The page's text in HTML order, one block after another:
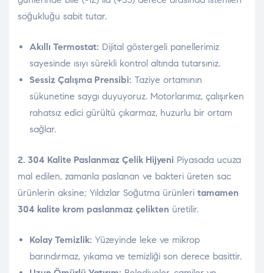
soğukluğu sabit tutar.
Akıllı Termostat: Dijital göstergeli panellerimiz
sayesinde ısıyı sürekli kontrol altında tutarsınız.
Sessiz Çalışma Prensibi: Taziye ortamının
sükunetine saygı duyuyoruz. Motorlarımız, çalışırken
rahatsız edici gürültü çıkarmaz, huzurlu bir ortam
sağlar.
2. 304 Kalite Paslanmaz Çelik Hijyeni Piyasada ucuza
mal edilen, zamanla paslanan ve bakteri üreten sac
ürünlerin aksine; Yıldızlar Soğutma ürünleri tamamen
304 kalite krom paslanmaz çelikten üretilir.
Kolay Temizlik: Yüzeyinde leke ve mikrop
barındırmaz, yıkama ve temizliği son derece basittir.